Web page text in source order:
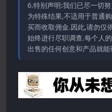
6.特别声明:我们已尽一切
为特殊结果,不适用于普通
买而收取佣金.因此,请勿仅
始终进行尽职调查.每个人
出售的任何创意和产品就